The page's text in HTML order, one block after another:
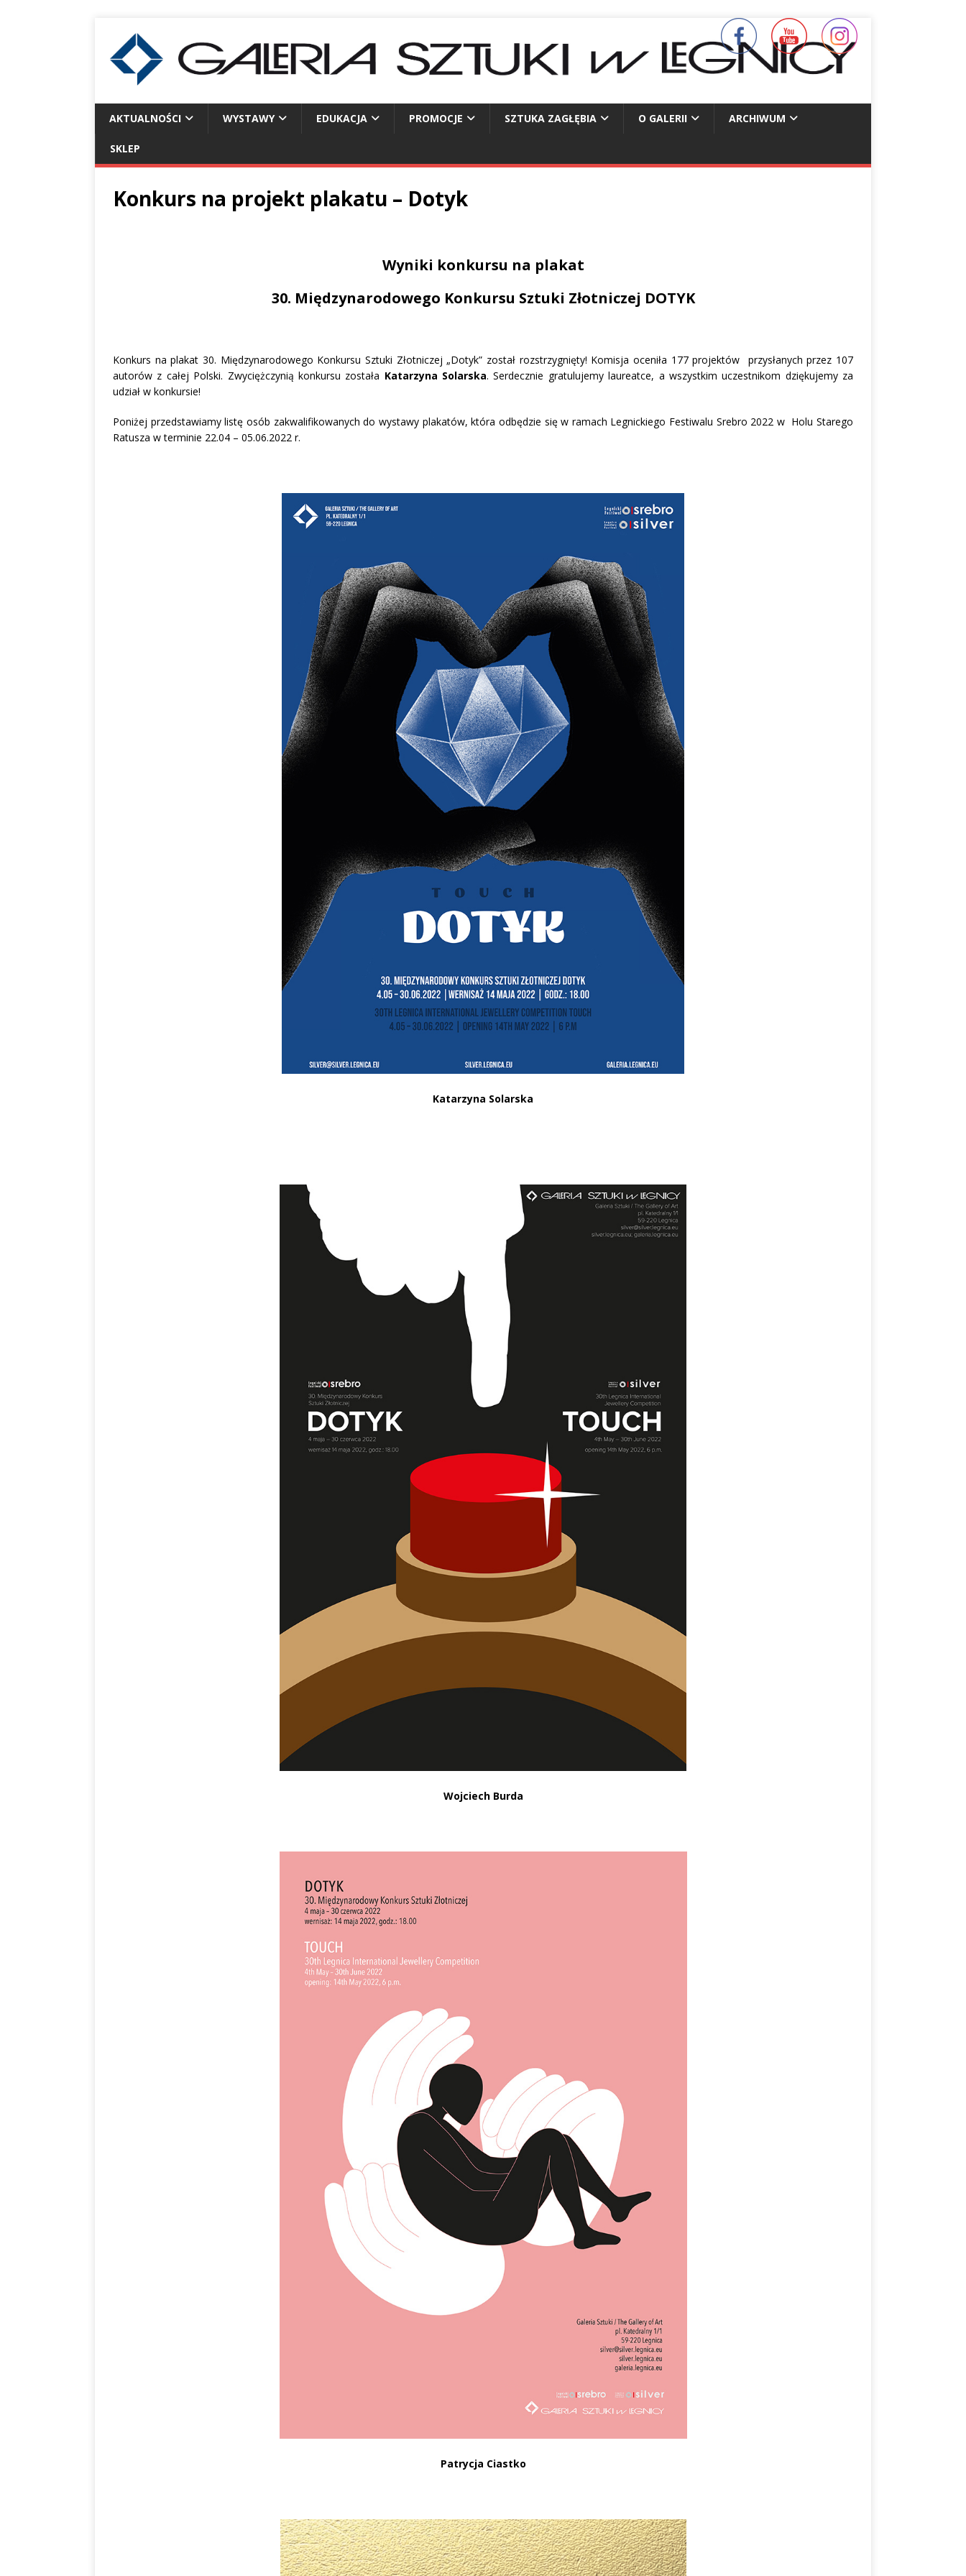
AKTUALNOŚCI WYSTAWY EDUKACJA PROMOCJE SZTUKA ZAGŁĘBIA O GALERII ARCHIWUM
SKLEP
Konkurs na projekt plakatu – Dotyk
Wyniki konkursu na plakat
30. Międzynarodowego Konkursu Sztuki Złotniczej DOTYK
Konkurs na plakat 30. Międzynarodowego Konkursu Sztuki Złotniczej „Dotyk” został rozstrzygnięty! Komisja oceniła 177 projektów przysłanych przez 107
autorów z całej Polski. Zwyciężczynią konkursu została Katarzyna Solarska. Serdecznie gratulujemy laureatce, a wszystkim uczestnikom dziękujemy za
udział w konkursie!
Poniżej przedstawiamy listę osób zakwalifikowanych do wystawy plakatów, która odbędzie się w ramach Legnickiego Festiwalu Srebro 2022 w Holu Starego
Ratusza w terminie 22.04 – 05.06.2022 r.
Katarzyna Solarska
Wojciech Burda
Patrycja Ciastko